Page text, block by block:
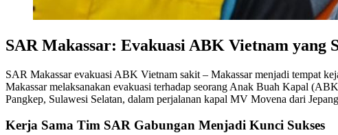
SAR Makassar: Evakuasi ABK Vietnam yang
SAR Makassar evakuasi ABK Vietnam sakit – Makassar menjadi tempat
Makassar melaksanakan evakuasi terhadap seorang Anak Buah Kapal
Pangkep, Sulawesi Selatan, dalam perjalanan kapal MV Movena dari
Kerja Sama Tim SAR Gabungan Menjadi Kunci Sukses